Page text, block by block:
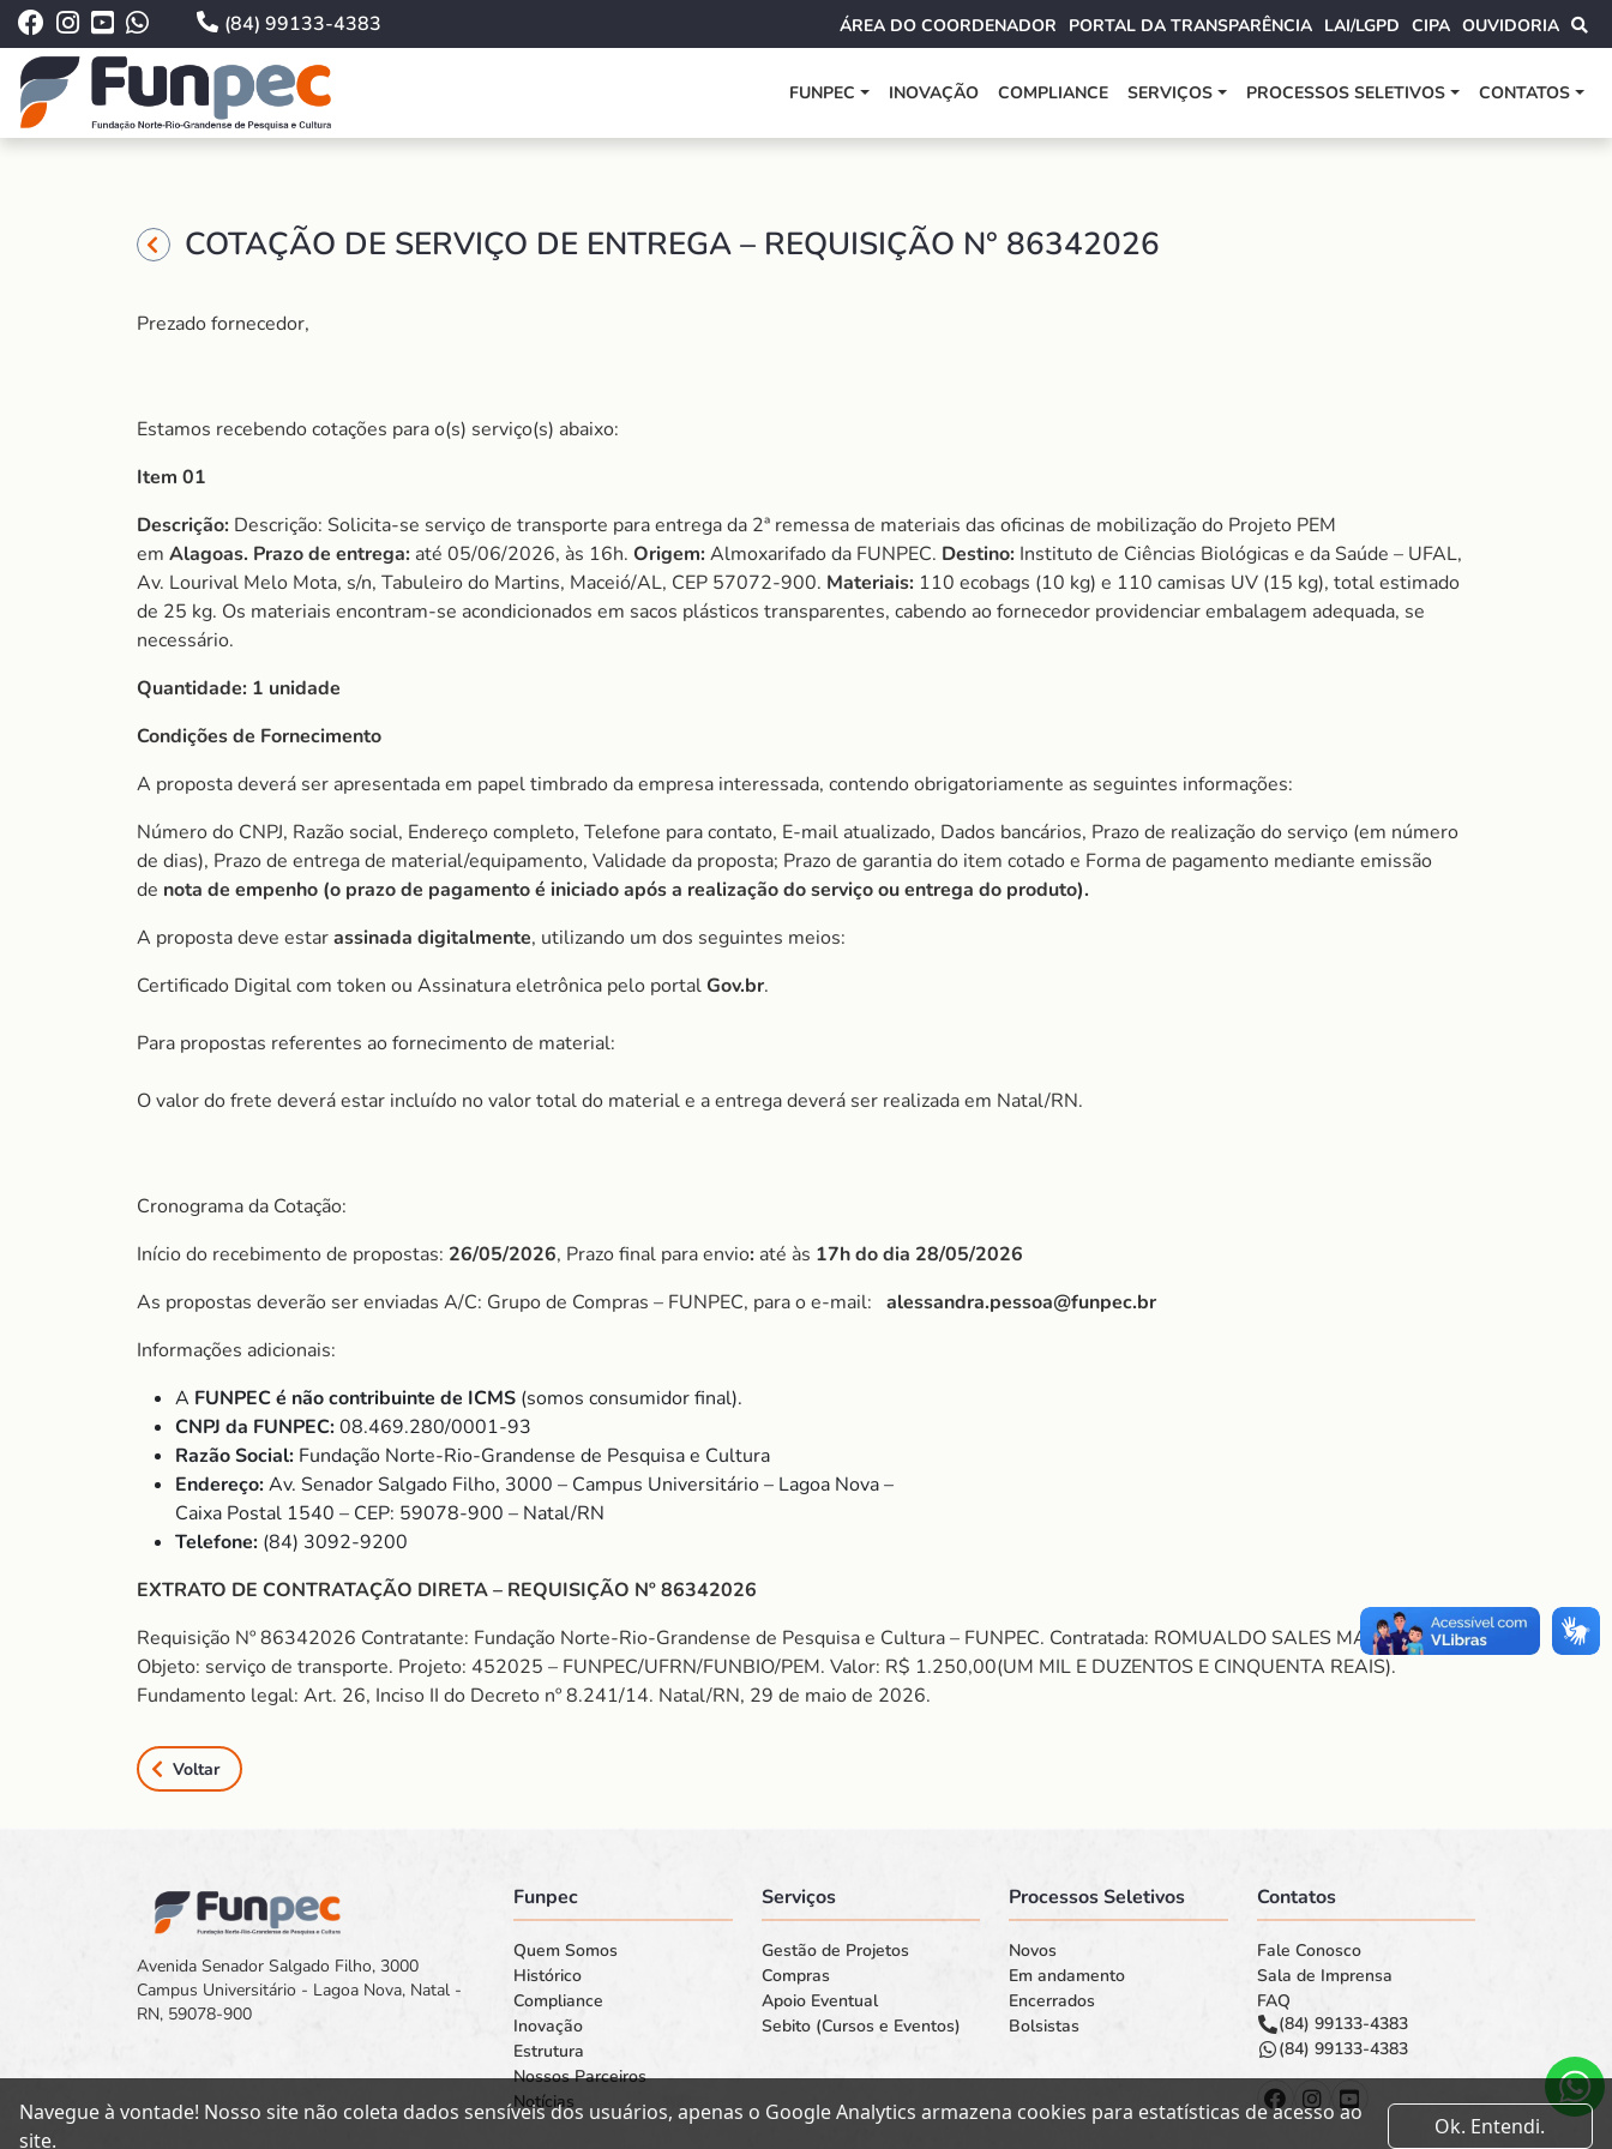
(84) 99133-4383 ÁREA DO COORDENADOR PORTAL DA TRANSPARÊNCIA LAI/LGPD CIPA OUVIDORIA
FUNPEC INOVAÇÃO COMPLIANCE SERVIÇOS PROCESSOS SELETIVOS CONTATOS
COTAÇÃO DE SERVIÇO DE ENTREGA – REQUISIÇÃO N° 86342026
Prezado fornecedor,
Estamos recebendo cotações para o(s) serviço(s) abaixo:
Item 01
Descrição: Descrição: Solicita-se serviço de transporte para entrega da 2ª remessa de materiais das oficinas de mobilização do Projeto PEM
em Alagoas. Prazo de entrega: até 05/06/2026, às 16h. Origem:Almoxarifado da FUNPEC. Destino: Instituto de Ciências Biológicas e da Saúde – UFAL,
Av. Lourival Melo Mota, s/n, Tabuleiro do Martins, Maceió/AL, CEP 57072-900. Materiais: 110 ecobags (10 kg) e 110 camisas UV (15 kg), total estimado
de 25 kg. Os materiais encontram-se acondicionados em sacos plásticos transparentes, cabendo ao fornecedor providenciar embalagem adequada, se
necessário.
Quantidade: 1 unidade
Condições de Fornecimento
A proposta deverá ser apresentada em papel timbrado da empresa interessada, contendo obrigatoriamente as seguintes informações:
Número do CNPJ, Razão social, Endereço completo, Telefone para contato, E-mail atualizado, Dados bancários, Prazo de realização do serviço (em número
de dias), Prazo de entrega de material/equipamento, Validade da proposta; Prazo de garantia do item cotado e Forma de pagamento mediante emissão
de nota de empenho (o prazo de pagamento é iniciado após a realização do serviço ou entrega do produto).
A proposta deve estarassinada digitalmente, utilizando um dos seguintes meios:
Certificado Digital com token ou Assinatura eletrônica pelo portalGov.br.
Para propostas referentes ao fornecimento de material:
O valor do frete deverá estar incluído no valor total do material e a entrega deverá ser realizada em Natal/RN.
Cronograma da Cotação:
Início do recebimento de propostas: 26/05/2026, Prazo final para envio: até às 17h do dia 28/05/2026
As propostas deverão ser enviadas A/C: Grupo de Compras – FUNPEC, para o e-mail: alessandra.pessoa@funpec.br
Informações adicionais:
A FUNPEC é não contribuinte de ICMS (somos consumidor final).
CNPJ da FUNPEC:08.469.280/0001-93
Razão Social: Fundação Norte-Rio-Grandense de Pesquisa e Cultura
Endereço:Av. Senador Salgado Filho, 3000 – Campus Universitário – Lagoa Nova –
Caixa Postal 1540 – CEP: 59078-900 – Natal/RN
Telefone: (84) 3092-9200
EXTRATO DE CONTRATAÇÃO DIRETA – REQUISIÇÃO Nº 86342026
Requisição Nº 86342026 Contratante: Fundação Norte-Rio-Grandense de Pesquisa e Cultura – FUNPEC. Contratada: ROMUALDO SALES MARQUES.
Objeto: serviço de transporte. Projeto: 452025 – FUNPEC/UFRN/FUNBIO/PEM. Valor: R$ 1.250,00(UM MIL E DUZENTOS E CINQUENTA REAIS).
Fundamento legal: Art. 26, Inciso II do Decreto nº 8.241/14. Natal/RN, 29 de maio de 2026.
Voltar
Avenida Senador Salgado Filho, 3000
Campus Universitário - Lagoa Nova, Natal -
RN, 59078-900
Funpec
Quem Somos
Histórico
Compliance
Inovação
Estrutura
Nossos Parceiros
Notícias
Serviços
Gestão de Projetos
Compras
Apoio Eventual
Sebito (Cursos e Eventos)
Processos Seletivos
Novos
Em andamento
Encerrados
Bolsistas
Contatos
Fale Conosco
Sala de Imprensa
FAQ
(84) 99133-4383
(84) 99133-4383
Navegue à vontade! Nosso site não coleta dados sensíveis dos usuários, apenas o Google Analytics armazena cookies para estatísticas de acesso ao
site.
Ok. Entendi.